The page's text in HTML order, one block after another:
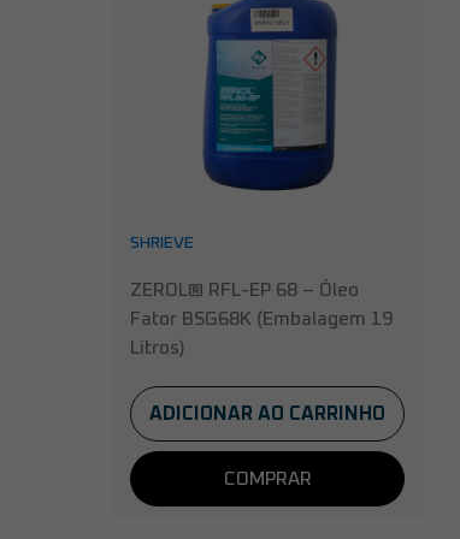
SHRIEVE
ZEROL® RFL-EP 68 – Óleo
Fator BSG68K (Embalagem 19
Litros)
ADICIONAR AO CARRINHO
COMPRAR